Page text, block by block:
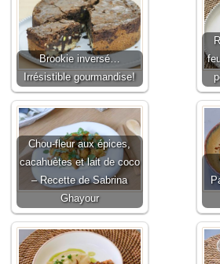
Brookie inversé…
Irrésistible gourmandise!
Chou-fleur aux épices,
cacahuètes et lait de coco
– Recette de Sabrina
Ghayour